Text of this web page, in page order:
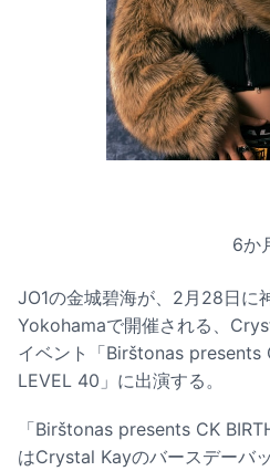
6か
JO1の金城碧海が、2月28日に
Yokohamaで開催される、
イベント「Birštonas presents
LEVEL 40」に出演する。
「Birštonas presents CK
はCrystal Kayのバースデーバ